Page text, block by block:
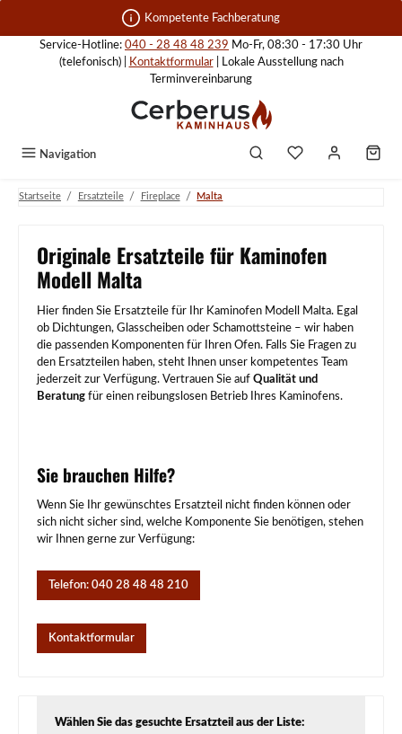
Zum Hauptinhalt springen Kompetente Fachberatung
Service-Hotline: 040 - 28 48 48 239 Mo-Fr, 08:30 - 17:30 Uhr
(telefonisch) |
Kontaktformular| Lokale Ausstellung nach
Terminvereinbarung
Navigation
Startseite / Ersatzteile / Fireplace / Malta
Originale Ersatzteile für Kaminofen
Modell Malta
Hier finden Sie Ersatzteile für Ihr Kaminofen Modell Malta. Egal
ob Dichtungen, Glasscheiben oder Schamottsteine – wir haben
die passenden Komponenten für Ihren Ofen. Falls Sie Fragen zu
den Ersatzteilen haben, steht Ihnen unser kompetentes Team
jederzeit zur Verfügung. Vertrauen Sie auf Qualität und
Beratung für einen reibungslosen Betrieb Ihres Kaminofens.
Sie brauchen Hilfe?
Wenn Sie Ihr gewünschtes Ersatzteil nicht finden können oder
sich nicht sicher sind, welche Komponente Sie benötigen, stehen
wir Ihnen gerne zur Verfügung:
Telefon: 040 28 48 48 210
Kontaktformular
Wählen Sie das gesuchte Ersatzteil aus der Liste: